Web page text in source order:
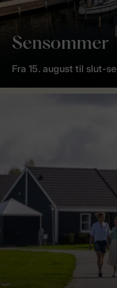
Sensommer
Fra 15. august til slut-